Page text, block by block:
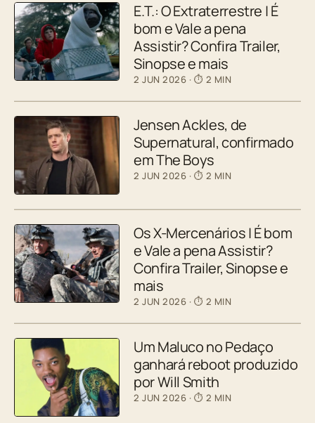
E.T.: O Extraterrestre | É
bom e Vale a pena
Assistir? Confira Trailer,
Sinopse e mais
2 JUN 2026 · ⏱ 2 MIN
Jensen Ackles, de
Supernatural, confirmado
em The Boys
2 JUN 2026 · ⏱ 2 MIN
Os X-Mercenários | É bom
e Vale a pena Assistir?
Confira Trailer, Sinopse e
mais
2 JUN 2026 · ⏱ 2 MIN
Um Maluco no Pedaço
ganhará reboot produzido
por Will Smith
2 JUN 2026 · ⏱ 2 MIN